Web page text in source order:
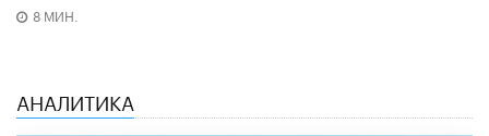
8 МИН.
АНАЛИТИКА